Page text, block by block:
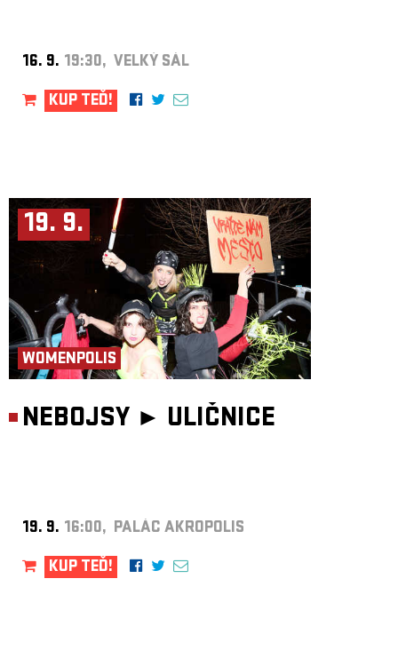
16. 9. 19:30, VELKÝ SÁL
KUP TEĎ!
19. 9.
WOMENPOLIS
NEBOJSY ► ULIČNICE
19. 9. 16:00, PALÁC AKROPOLIS
KUP TEĎ!